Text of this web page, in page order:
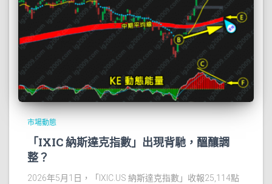
市場動態
「IXIC 納斯達克指數」出現背馳，醞釀調
整？
2026年5月1日，「IXIC.US 納斯達克指數」收報25,114點